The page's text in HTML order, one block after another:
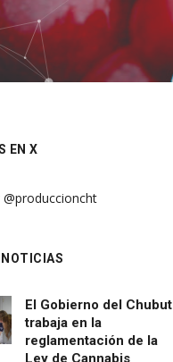
EN X
El Gobierno del Chubut
trabaja en la
reglamentación de la
Ley de Cannabis